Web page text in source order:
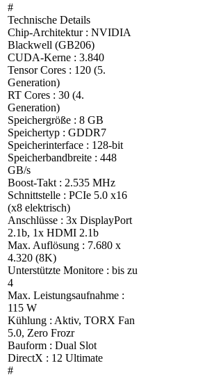
#
Technische Details
Chip-Architektur : NVIDIA
Blackwell (GB206)
CUDA-Kerne : 3.840
Tensor Cores : 120 (5.
Generation)
RT Cores : 30 (4.
Generation)
Speichergröße : 8 GB
Speichertyp : GDDR7
Speicherinterface : 128-bit
Speicherbandbreite : 448
GB/s
Boost-Takt : 2.535 MHz
Schnittstelle : PCIe 5.0 x16
(x8 elektrisch)
Anschlüsse : 3x DisplayPort
2.1b, 1x HDMI 2.1b
Max. Auflösung : 7.680 x
4.320 (8K)
Unterstützte Monitore : bis zu
4
Max. Leistungsaufnahme :
115 W
Kühlung : Aktiv, TORX Fan
5.0, Zero Frozr
Bauform : Dual Slot
DirectX : 12 Ultimate
#